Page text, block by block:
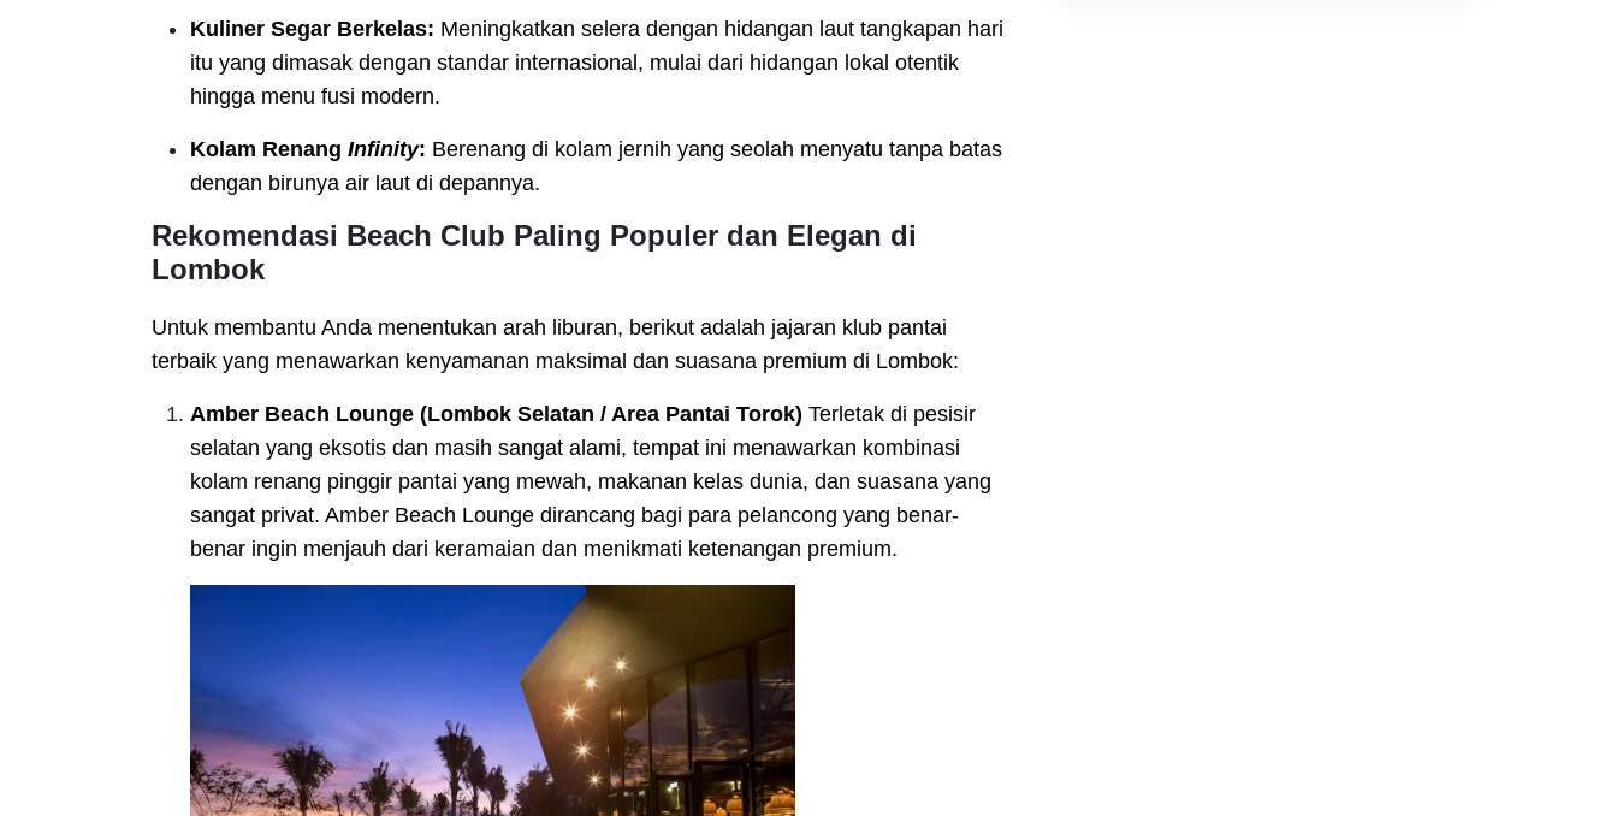
Kuliner Segar Berkelas: Meningkatkan selera dengan hidangan laut tangkapan hari
itu yang dimasak dengan standar internasional, mulai dari hidangan lokal otentik
hingga menu fusi modern.
Kolam Renang Infinity: Berenang di kolam jernih yang seolah menyatu tanpa batas
dengan birunya air laut di depannya.
Rekomendasi Beach Club Paling Populer dan Elegan di
Lombok
Untuk membantu Anda menentukan arah liburan, berikut adalah jajaran klub pantai
terbaik yang menawarkan kenyamanan maksimal dan suasana premium di Lombok:
Amber Beach Lounge (Lombok Selatan / Area Pantai Torok) Terletak di pesisir
selatan yang eksotis dan masih sangat alami, tempat ini menawarkan kombinasi
kolam renang pinggir pantai yang mewah, makanan kelas dunia, dan suasana yang
sangat privat. Amber Beach Lounge dirancang bagi para pelancong yang benar-
benar ingin menjauh dari keramaian dan menikmati ketenangan premium.